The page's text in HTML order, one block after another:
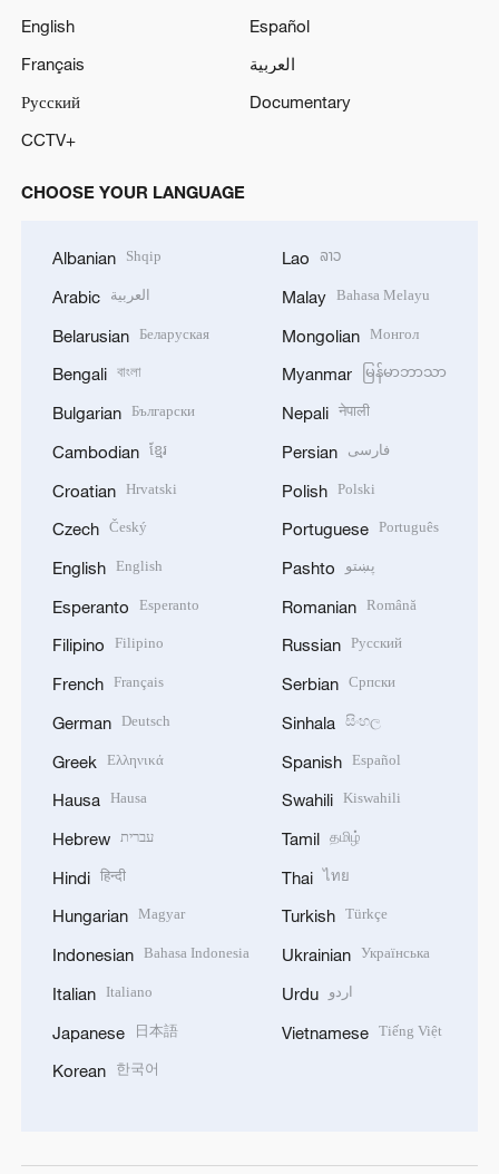
English
Español
Français
العربية
Русский
Documentary
CCTV+
CHOOSE YOUR LANGUAGE
Albanian Shqip
Arabic العربية
Belarusian Беларуская
Bengali বাংলা
Bulgarian Български
Cambodian ខ្មែរ
Croatian Hrvatski
Czech Český
English English
Esperanto Esperanto
Filipino Filipino
French Français
German Deutsch
Greek Ελληνικά
Hausa Hausa
Hebrew עברית
Hindi हिन्दी
Hungarian Magyar
Indonesian Bahasa Indonesia
Italian Italiano
Japanese 日本語
Korean 한국어
Lao ລາວ
Malay Bahasa Melayu
Mongolian Монгол
Myanmar မြန်မာဘာသာ
Nepali नेपाली
Persian فارسی
Polish Polski
Portuguese Português
Pashto پښتو
Romanian Română
Russian Русский
Serbian Српски
Sinhala සිංහල
Spanish Español
Swahili Kiswahili
Tamil தமிழ்
Thai ไทย
Turkish Türkçe
Ukrainian Українська
Urdu اردو
Vietnamese Tiếng Việt